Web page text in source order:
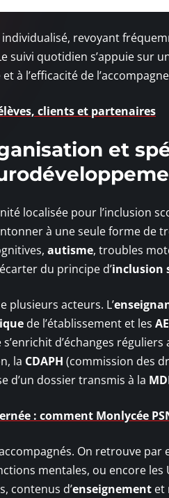
revoyant
suivi quotidien s’appuie sur
à l’efficacité de
clients et partenaires
et
localisée pour l’inclusion
à une seule forme de
autisme, troubles
du principe d’inclusion
plusieurs acteurs. L’
de l’établissement et les
d’échanges
la CDAPH (commission des
d’un dossier transmis à la
: comment Monlycée
On retrouve par
mentales, ou encore les
contenus d’enseignement et